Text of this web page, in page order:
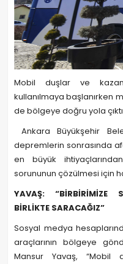
Mobil duşlar ve
kullanılmaya başlanırken
de bölgeye doğru yola
Ankara Büyükşehir
depremlerin sonrasında
en büyük
sorununun çözülmesi için
YAVAŞ: “BİRBİRİMİZE
BİRLİKTE SARACAĞIZ”
Sosyal medya
araçlarının bölgeye
Mansur Yavaş, “Mobil